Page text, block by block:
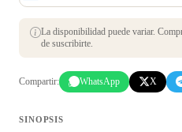
La disponibilidad puede variar.
de suscribirte.
Compartir: WhatsApp X
SINOPSIS